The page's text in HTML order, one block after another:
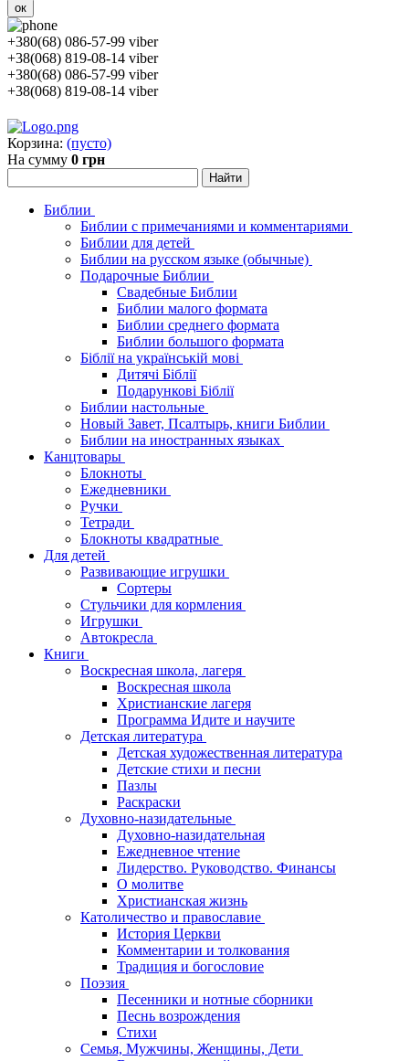
ок
+380(68) 086-57-99 viber
+38(068) 819-08-14 viber
+380(68) 086-57-99 viber
+38(068) 819-08-14 viber
Корзина: (пусто)
На сумму 0 грн
Библии
Библии с примечаниями и комментариями
Библии для детей
Библии на русском языке (обычные)
Подарочные Библии
Свадебные Библии
Библии малого формата
Библии среднего формата
Библии большого формата
Біблії на українській мові
Дитячі Біблії
Подарункові Біблії
Библии настольные
Новый Завет, Псалтырь, книги Библии
Библии на иностранных языках
Канцтовары
Блокноты
Ежедневники
Ручки
Тетради
Блокноты квадратные
Для детей
Развивающие игрушки
Сортеры
Стульчики для кормления
Игрушки
Автокресла
Книги
Воскресная школа, лагеря
Воскресная школа
Христианские лагеря
Программа Идите и научите
Детская литература
Детская художественная литература
Детские стихи и песни
Пазлы
Раскраски
Духовно-назидательные
Духовно-назидательная
Ежедневное чтение
Лидерство. Руководство. Финансы
О молитве
Христианская жизнь
Католичество и православие
История Церкви
Комментарии и толкования
Традиция и богословие
Поэзия
Песенники и нотные сборники
Песнь возрождения
Стихи
Семья, Мужчины, Женщины, Дети